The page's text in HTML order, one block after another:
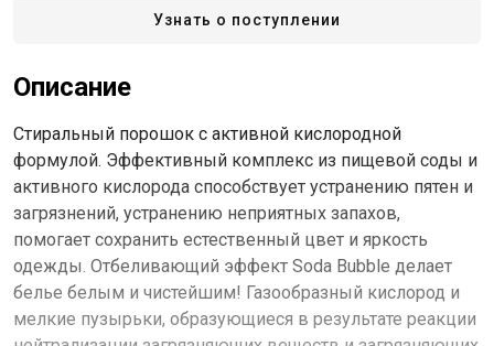
Узнать о поступлении
Описание
Стиральный порошок с активной кислородной
формулой. Эффективный комплекс из пищевой соды и
активного кислорода способствует устранению пятен и
загрязнений, устранению неприятных запахов,
помогает сохранить естественный цвет и яркость
одежды. Отбеливающий эффект Soda Bubble делает
белье белым и чистейшим! Газообразный кислород и
мелкие пузырьки, образующиеся в результате реакции